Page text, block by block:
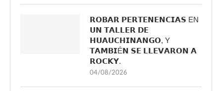
𝗥𝗢𝗕𝗔𝗥 𝗣𝗘𝗥𝗧𝗘𝗡𝗘𝗡𝗖𝗜𝗔𝗦 EN
𝗨𝗡 𝗧𝗔𝗟𝗟𝗘𝗥 𝗗𝗘
𝗛𝗨𝗔𝗨𝗖𝗛𝗜𝗡𝗔𝗡𝗚𝗢, Y
𝗧𝗔𝗠𝗕𝗜É𝗡 𝗦𝗘 𝗟𝗟𝗘𝗩𝗔𝗥𝗢𝗡 𝗔
𝗥𝗢𝗖𝗞𝗬.
04/08/2026